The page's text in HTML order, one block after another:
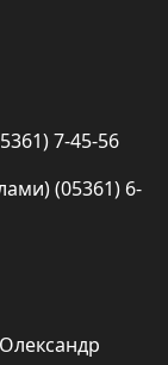
7-45-56
(05361) 6-